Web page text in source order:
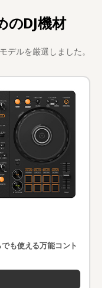
のDJ機材
デルを厳選しました。
も使える万能コント